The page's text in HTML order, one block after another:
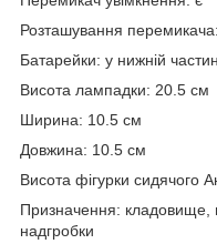
Розташування
Батарейки: у нижній
Висота лампадки: 20.5 см
Ширина: 10.5 см
Довжина: 10.5 см
Висота фігурки сидячого
Призначення: кладовище,
надгробки